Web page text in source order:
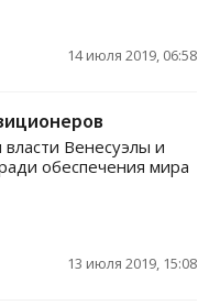
14 июля 2019, 06:58
Венесуэлы и
обеспечения мира
13 июля 2019, 15:08